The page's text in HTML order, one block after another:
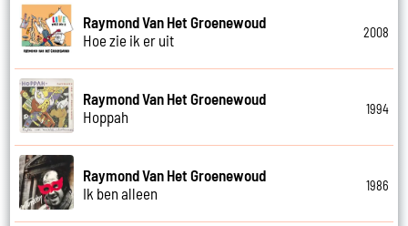
Raymond Van Het Groenewoud
Hoe zie ik er uit
2008
Raymond Van Het Groenewoud
Hoppah
1994
Raymond Van Het Groenewoud
Ik ben alleen
1986